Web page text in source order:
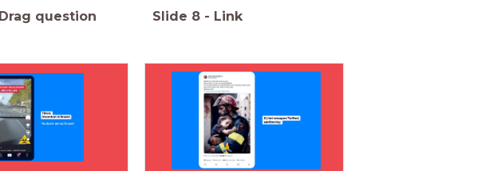
Drag question Slide 8 - Link